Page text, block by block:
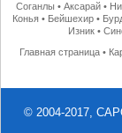
Соганлы • Аксарай•
Конья • Бейшехир •
Изник •
Главная страница •
© 2004-2017,